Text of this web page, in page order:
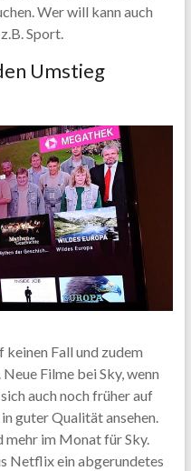
Wer will kann auch
Sport.
Umstieg
Fall und zudem
Filme bei Sky, wenn
auch noch früher auf
guter Qualität ansehen.
mehr im Monat für Sky.
Netflix ein abgerundetes